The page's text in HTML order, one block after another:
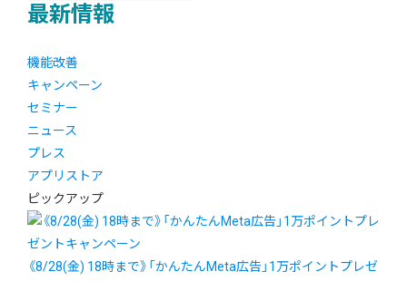
最新情報
機能改善
キャンペーン
セミナー
ニュース
プレス
アプリストア
ピックアップ
《8/28(金) 18時まで》「かんたんMeta広告」1万ポイントプレゼ